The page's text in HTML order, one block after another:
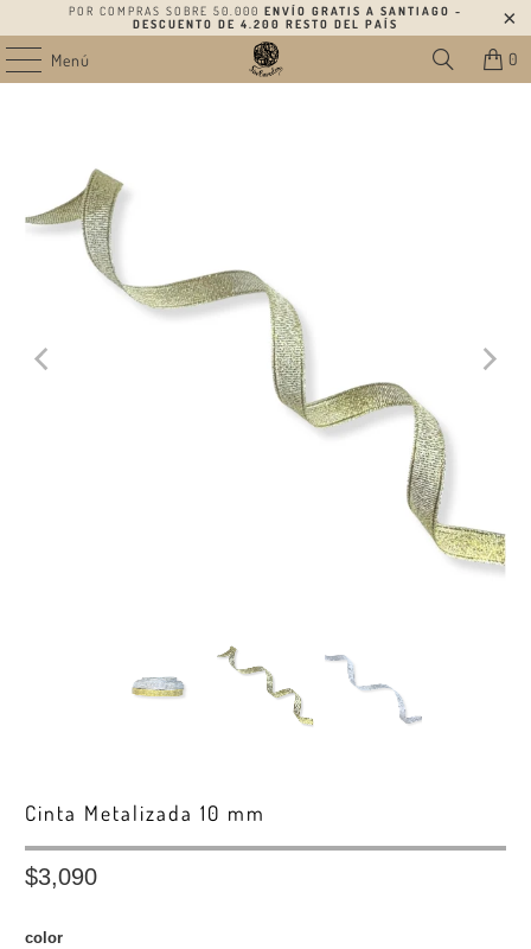
POR COMPRAS SOBRE 50.000 ENVÍO GRATIS A SANTIAGO -
DESCUENTO DE 4.200 RESTO DEL PAÍS
Menú 0
Cinta Metalizada 10 mm
$3,090
color